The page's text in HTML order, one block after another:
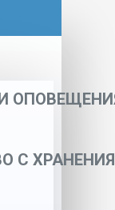
С ХРАНЕНИЯ